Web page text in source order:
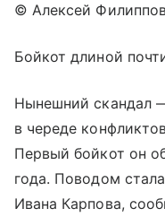
© Алексей
Бойкот длиной
Нынешний скандал
в череде
Первый бойкот он
года. Поводом
Ивана Карпова,